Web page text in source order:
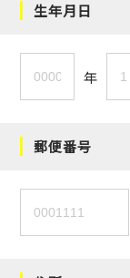
生年月日
年
郵便番号